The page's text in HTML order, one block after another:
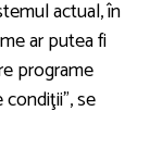
actual, în
ar putea fi
programe
se